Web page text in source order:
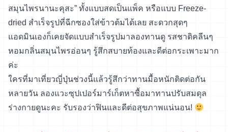
สมุนไพรนานะคุสะ” ทั้งแบบสดเป็นแพ็ค หรือแบบ Freeze-
dried สำเร็จรูปที่ฉีกซองใส่ข้าวต้มได้เลย สะดวกสุดๆ
แอดมินเองก็เคยจัดแบบสำเร็จรูปมาลองทานดู รสชาติคลีนๆ
หอมกลิ่นสมุนไพรอ่อนๆ รู้สึกสบายท้องและดีต่อกระเพาะมาก
ค่ะ
ใครที่มาเที่ยวญี่ปุ่นช่วงนี้แล้วรู้สึกว่าทานมื้อหนักติดต่อกัน
หลายวัน ลองแวะซุปเปอร์มาร์เก็ตหาซื้อมาทานปรับสมดุล
ร่างกายดูนะคะ รับรองว่าฟินและดีต่อสุขภาพแน่นอน!